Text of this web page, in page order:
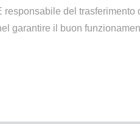
del trasferimento
garantire il buon